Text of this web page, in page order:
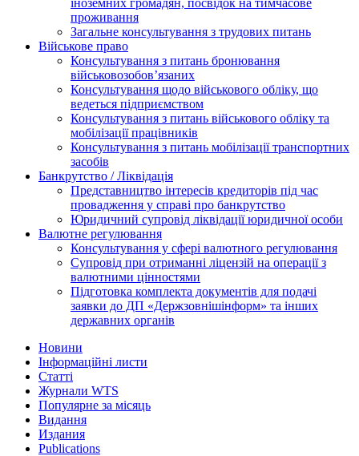
іноземних громадян, посвідок на тимчасове
проживання
Загальне консультування з трудових питань
Військове право
Консультування з питань бронювання
військовозобов’язаних
Консультування щодо військового обліку, що
ведеться підприємством
Консультування з питань військового обліку та
мобілізації працівників
Консультування з питань мобілізації транспортних
засобів
Банкрутство / Ліквідація
Представництво інтересів кредиторів під час
провадження у справі про банкрутство
Юридичний супровід ліквідації юридичної особи
Валютне регулювання
Консультування у сфері валютного регулювання
Супровід при отриманні ліцензій на операції з
валютними цінностями
Підготовка комплекта документів для подачі
заявки до ДП «Держзовнішінформ» та інших
державних органів
Новини
Інформаційні листи
Статті
Журнали WTS
Популярне за місяць
Видання
Издания
Publications